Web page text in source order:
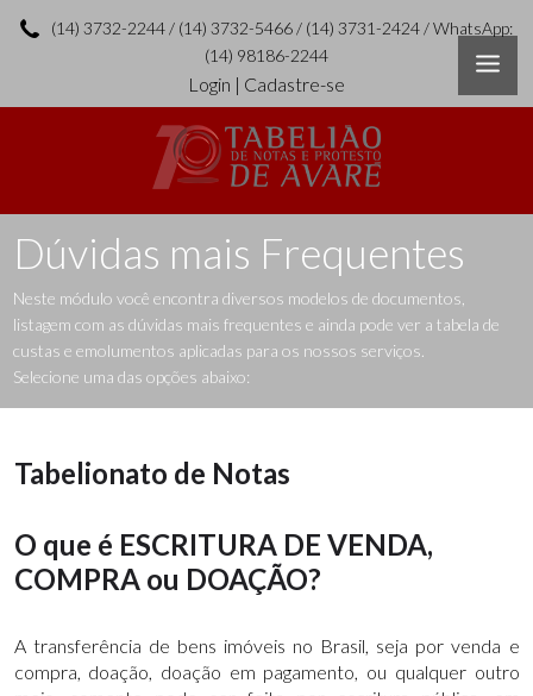
(14) 3732-2244 / (14) 3732-5466 / (14) 3731-2424 / WhatsApp:
(14) 98186-2244
Login | Cadastre-se
Dúvidas mais Frequentes
Neste módulo você encontra diversos modelos de documentos,
listagem com as dúvidas mais frequentes e ainda pode ver a tabela de
custas e emolumentos aplicadas para os nossos serviços.
Selecione uma das opções abaixo:
Tabelionato de Notas
O que é ESCRITURA DE VENDA,
COMPRA ou DOAÇÃO?
A transferência de bens imóveis no Brasil, seja por venda e
compra, doação, doação em pagamento, ou qualquer outro